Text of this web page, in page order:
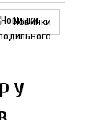
Новинки
У